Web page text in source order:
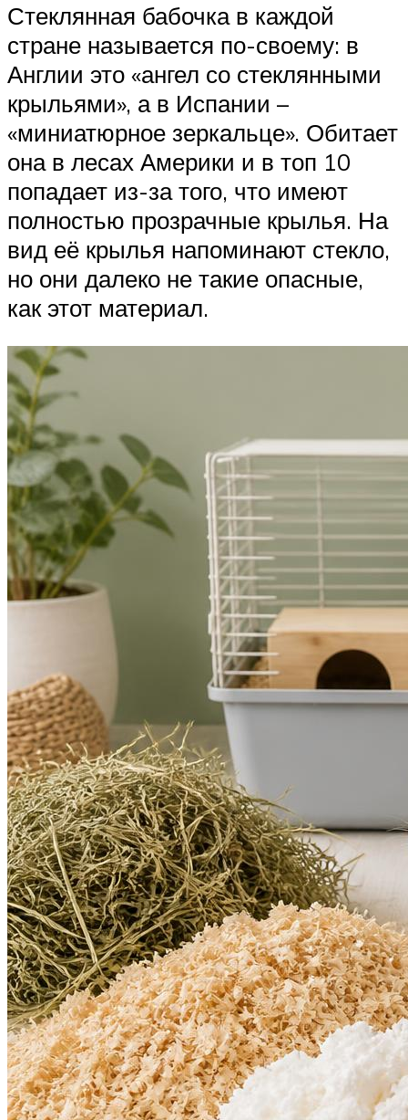
Стеклянная бабочка в каждой
стране называется по-своему: в
Англии это «ангел со стеклянными
крыльями», а в Испании –
«миниатюрное зеркальце». Обитает
она в лесах Америки и в топ 10
попадает из-за того, что имеют
полностью прозрачные крылья. На
вид её крылья напоминают стекло,
но они далеко не такие опасные,
как этот материал.